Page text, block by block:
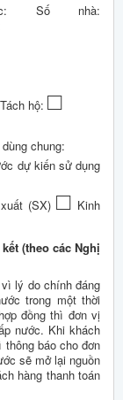
Số nhà:
trấn):
hộ: □
chung:
kiến sử dụng
(SX) □ Kinh
(theo các Nghị
lý do chính đáng
trong một thời
đồng thì đơn vị
nước. Khi khách
báo cho đơn
sẽ mở lại nguồn
hàng thanh toán